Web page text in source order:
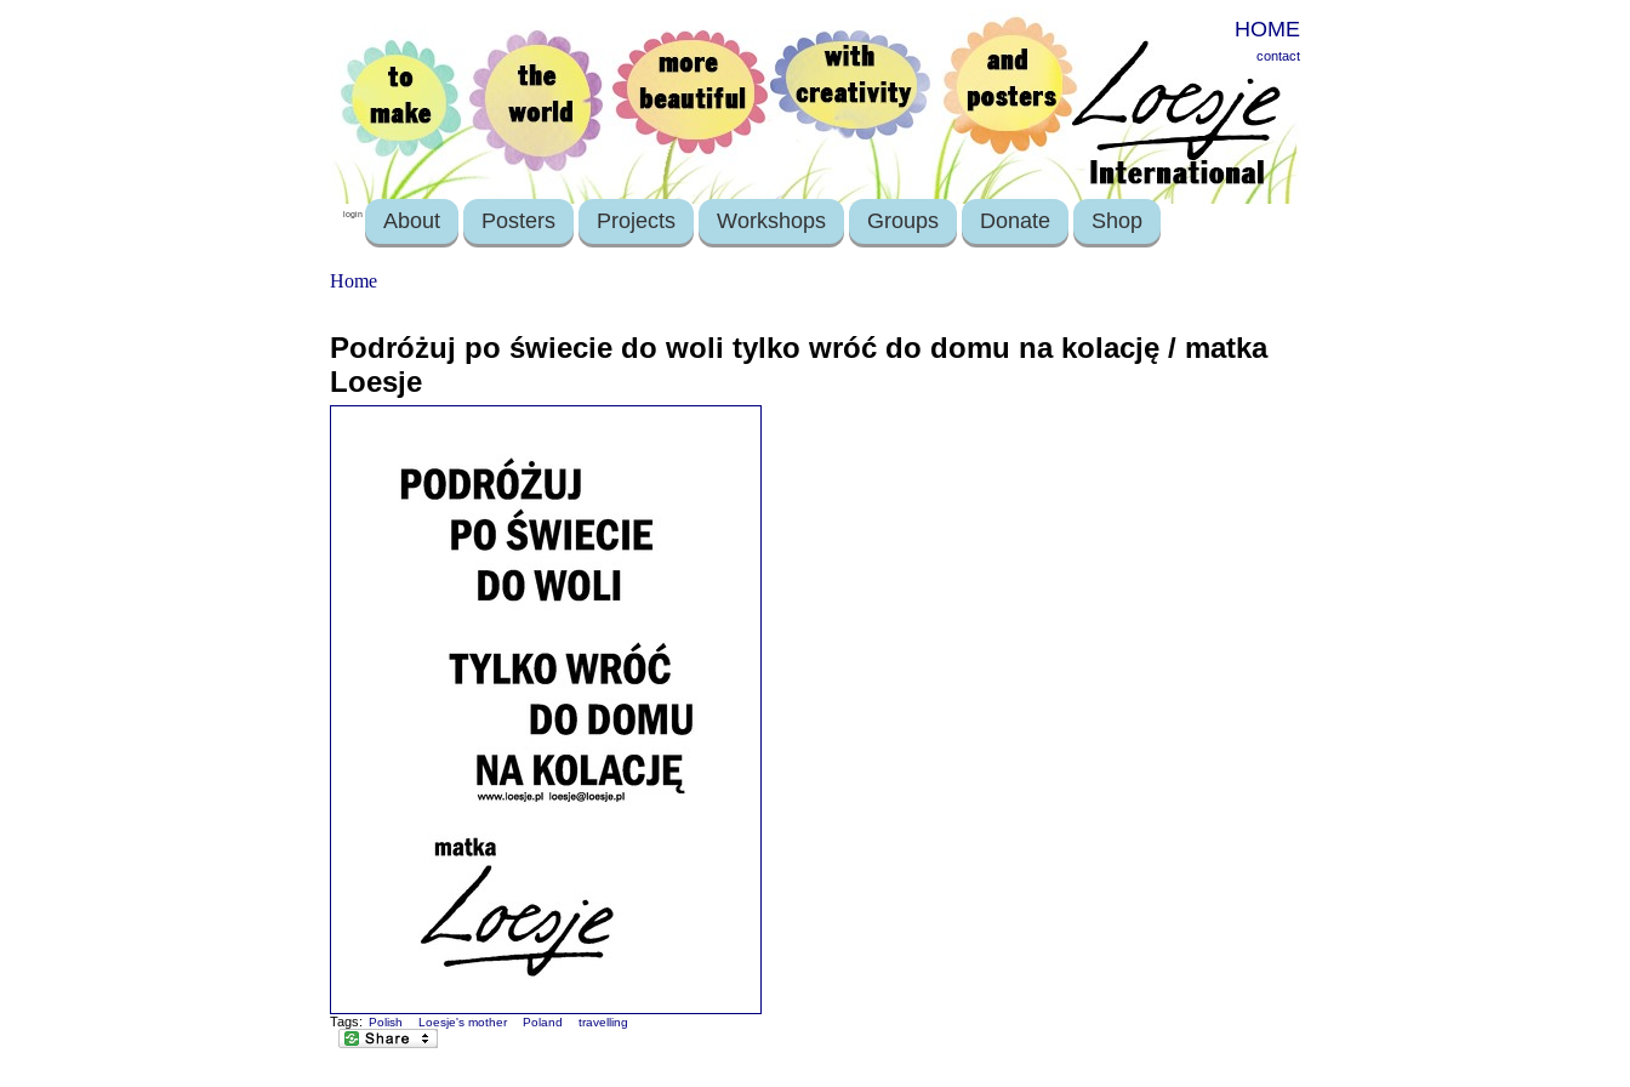
HOME
contact
login About Posters Projects Workshops Groups Donate Shop
Home
Podróżuj po świecie do woli tylko wróć do domu na kolację / matka
Loesje
Tags: Polish Loesje's mother Poland travelling